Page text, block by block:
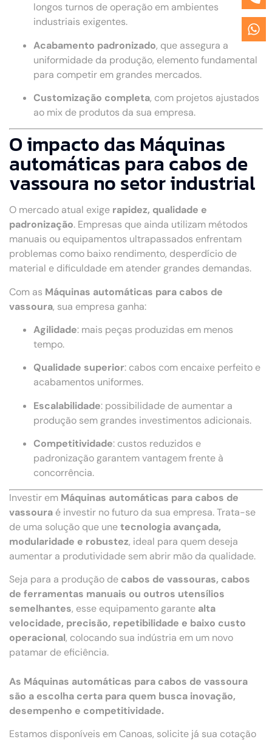
longos turnos de operação em ambientes
industriais exigentes.
Acabamento padronizado, que assegura a
uniformidade da produção, elemento fundamental
para competir em grandes mercados.
Customização completa, com projetos ajustados
ao mix de produtos da sua empresa.
O impacto das Máquinas
automáticas para cabos de
vassoura no setor industrial
O mercado atual exige rapidez, qualidade e
padronização. Empresas que ainda utilizam métodos
manuais ou equipamentos ultrapassados enfrentam
problemas como baixo rendimento, desperdício de
material e dificuldade em atender grandes demandas.
Com as Máquinas automáticas para cabos de
vassoura, sua empresa ganha:
Agilidade: mais peças produzidas em menos
tempo.
Qualidade superior: cabos com encaixe perfeito e
acabamentos uniformes.
Escalabilidade: possibilidade de aumentar a
produção sem grandes investimentos adicionais.
Competitividade: custos reduzidos e
padronização garantem vantagem frente à
concorrência.
Investir em Máquinas automáticas para cabos de
vassoura é investir no futuro da sua empresa. Trata-se
de uma solução que unetecnologia avançada,
modularidade e robustez, ideal para quem deseja
aumentar a produtividade sem abrir mão da qualidade.
Seja para a produção de cabos de vassouras, cabos
de ferramentas manuais ou outros utensílios
semelhantes, esse equipamento garante alta
velocidade, precisão, repetibilidade e baixo custo
operacional, colocando sua indústria em um novo
patamar de eficiência.
As Máquinas automáticas para cabos de vassoura
são a escolha certa para quem busca inovação,
desempenho e competitividade.
Estamos disponíveis em Canoas, solicite já sua cotação